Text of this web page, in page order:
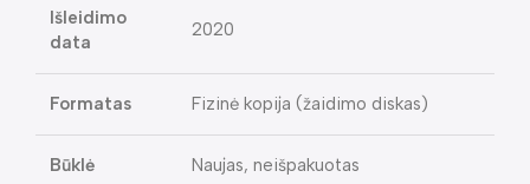
Išleidimo
data
2020
Formatas Fizinė kopija (žaidimo diskas)
Būklė Naujas, neišpakuotas